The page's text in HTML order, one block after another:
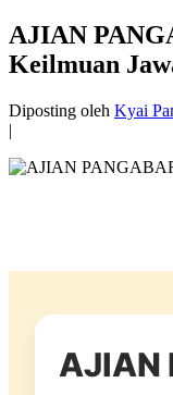
AJIAN
Keilmuan
Diposting oleh Kyai
|
AJIAN